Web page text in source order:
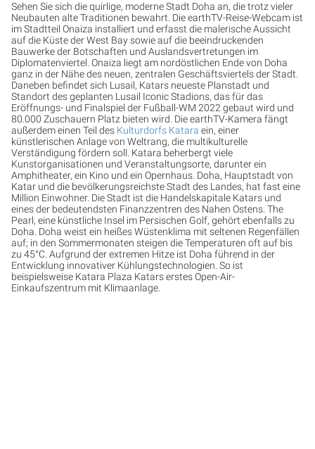
Sehen Sie sich die quirlige, moderne Stadt Doha an, die trotz vieler
Neubauten alte Traditionen bewahrt. Die earthTV-Reise-Webcam ist
im Stadtteil Onaiza installiert und erfasst die malerische Aussicht
auf die Küste der West Bay sowie auf die beeindruckenden
Bauwerke der Botschaften und Auslandsvertretungen im
Diplomatenviertel. Onaiza liegt am nordöstlichen Ende von Doha
ganz in der Nähe des neuen, zentralen Geschäftsviertels der Stadt.
Daneben befindet sich Lusail, Katars neueste Planstadt und
Standort des geplanten Lusail Iconic Stadions, das für das
Eröffnungs- und Finalspiel der Fußball-WM 2022 gebaut wird und
80.000 Zuschauern Platz bieten wird. Die earthTV-Kamera fängt
außerdem einen Teil des Kulturdorfs Katara ein, einer
künstlerischen Anlage von Weltrang, die multikulturelle
Verständigung fördern soll. Katara beherbergt viele
Kunstorganisationen und Veranstaltungsorte, darunter ein
Amphitheater, ein Kino und ein Opernhaus. Doha, Hauptstadt von
Katar und die bevölkerungsreichste Stadt des Landes, hat fast eine
Million Einwohner. Die Stadt ist die Handelskapitale Katars und
eines der bedeutendsten Finanzzentren des Nahen Ostens. The
Pearl, eine künstliche Insel im Persischen Golf, gehört ebenfalls zu
Doha. Doha weist ein heißes Wüstenklima mit seltenen Regenfällen
auf; in den Sommermonaten steigen die Temperaturen oft auf bis
zu 45°C. Aufgrund der extremen Hitze ist Doha führend in der
Entwicklung innovativer Kühlungstechnologien. So ist
beispielsweise Katara Plaza Katars erstes Open-Air-
Einkaufszentrum mit Klimaanlage.